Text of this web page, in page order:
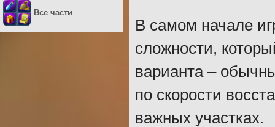
В самом начале
сложности,
варианта –
по скорости
важных участках.
Все части